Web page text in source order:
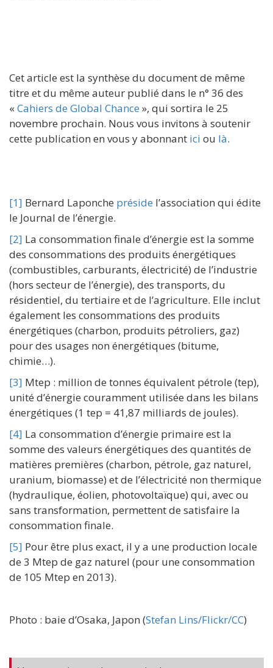
Cet article est la synthèse du document de même
titre et du même auteur publié dans le n° 36 des
« Cahiers de Global Chance », qui sortira le 25
novembre prochain. Nous vous invitons à soutenir
cette publication en vous y abonnant ici ou là.
[1] Bernard Laponche préside l’association qui édite
le Journal de l’énergie.
[2] La consommation finale d’énergie est la somme
des consommations des produits énergétiques
(combustibles, carburants, électricité) de l’industrie
(hors secteur de l’énergie), des transports, du
résidentiel, du tertiaire et de l’agriculture. Elle inclut
également les consommations des produits
énergétiques (charbon, produits pétroliers, gaz)
pour des usages non énergétiques (bitume,
chimie…).
[3] Mtep : million de tonnes équivalent pétrole (tep),
unité d’énergie couramment utilisée dans les bilans
énergétiques (1 tep = 41,87 milliards de joules).
[4] La consommation d’énergie primaire est la
somme des valeurs énergétiques des quantités de
matières premières (charbon, pétrole, gaz naturel,
uranium, biomasse) et de l’électricité non thermique
(hydraulique, éolien, photovoltaïque) qui, avec ou
sans transformation, permettent de satisfaire la
consommation finale.
[5] Pour être plus exact, il y a une production locale
de 3 Mtep de gaz naturel (pour une consommation
de 105 Mtep en 2013).
Photo : baie d’Osaka, Japon (Stefan Lins/Flickr/CC)